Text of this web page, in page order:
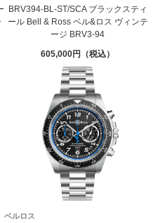
BRV394-BL-ST/SCA ブラックスティ
ール Bell & Ross ベル&ロス ヴィンテ
ージ BRV3-94
605,000
ベルロス